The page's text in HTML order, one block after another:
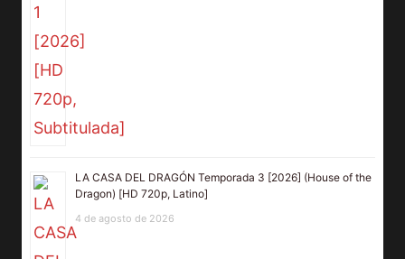
LA CASA DEL DRAGÓN Temporada 3 [2026] (House of the
Dragon) [HD 720p, Latino]
4 de agosto de 2026